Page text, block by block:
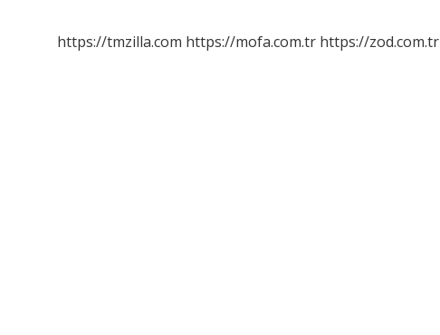
https://tmzilla.com https://mofa.com.tr https://zod.com.tr